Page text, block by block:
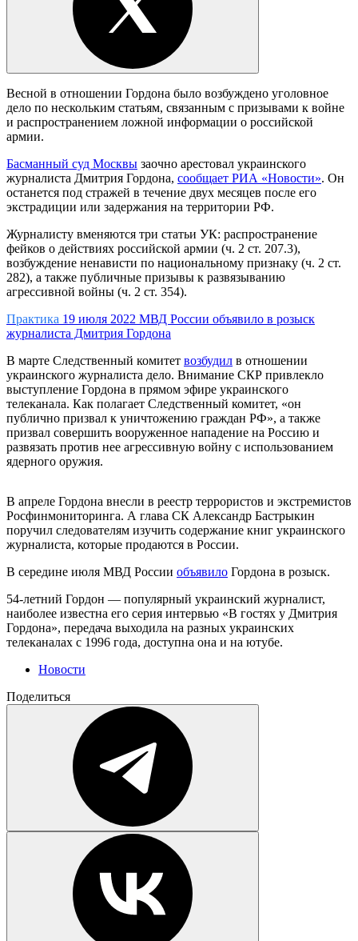
Весной в отношении Гордона было возбуждено уголовное
дело по нескольким статьям, связанным с призывами к войне
и распространением ложной информации о российской
армии.
Басманный суд Москвы заочно арестовал украинского
журналиста Дмитрия Гордона, сообщает РИА «Новости». Он
останется под стражей в течение двух месяцев после его
экстрадиции или задержания на территории РФ.
Журналисту вменяются три статьи УК: распространение
фейков о действиях российской армии (ч. 2 ст. 207.3),
возбуждение ненависти по национальному признаку (ч. 2 ст.
282), а также публичные призывы к развязыванию
агрессивной войны (ч. 2 ст. 354).
Практика 19 июля 2022 МВД России объявило в розыск
журналиста Дмитрия Гордона
В марте Следственный комитет возбудил в отношении
украинского журналиста дело. Внимание СКР привлекло
выступление Гордона в прямом эфире украинского
телеканала. Как полагает Следственный комитет, «он
публично призвал к уничтожению граждан РФ», а также
призвал совершить вооруженное нападение на Россию и
развязать против нее агрессивную войну с использованием
ядерного оружия.
В апреле Гордона внесли в реестр террористов и экстремистов
Росфинмониторинга. А глава СК Александр Бастрыкин
поручил следователям изучить содержание книг украинского
журналиста, которые продаются в России.
В середине июля МВД России объявило Гордона в розыск.
54-летний Гордон — популярный украинский журналист,
наиболее известна его серия интервью «В гостях у Дмитрия
Гордона», передача выходила на разных украинских
телеканалах с 1996 года, доступна она и на ютубе.
Новости
Поделиться